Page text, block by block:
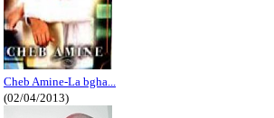
Cheb Amine-La bgha...
(02/04/2013)